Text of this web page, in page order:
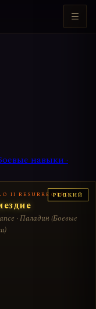
навыки·
РЕДКИЙ
II RESURRECTED
· Паладин (Боевые